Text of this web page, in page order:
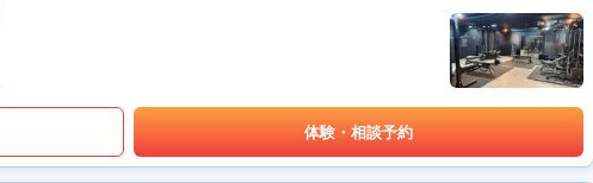
体験・相談予約